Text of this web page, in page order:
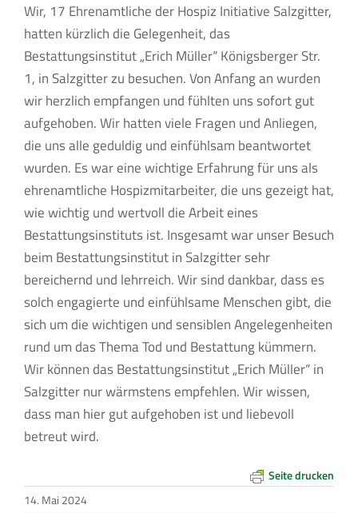
Wir, 17 Ehrenamtliche der Hospiz Initiative Salzgitter,
hatten kürzlich die Gelegenheit, das
Bestattungsinstitut „Erich Müller“ Königsberger Str.
1, in Salzgitter zu besuchen. Von Anfang an wurden
wir herzlich empfangen und fühlten uns sofort gut
aufgehoben. Wir hatten viele Fragen und Anliegen,
die uns alle geduldig und einfühlsam beantwortet
wurden. Es war eine wichtige Erfahrung für uns als
ehrenamtliche Hospizmitarbeiter, die uns gezeigt hat,
wie wichtig und wertvoll die Arbeit eines
Bestattungsinstituts ist. Insgesamt war unser Besuch
beim Bestattungsinstitut in Salzgitter sehr
bereichernd und lehrreich. Wir sind dankbar, dass es
solch engagierte und einfühlsame Menschen gibt, die
sich um die wichtigen und sensiblen Angelegenheiten
rund um das Thema Tod und Bestattung kümmern.
Wir können das Bestattungsinstitut „Erich Müller“ in
Salzgitter nur wärmstens empfehlen. Wir wissen,
dass man hier gut aufgehoben ist und liebevoll
betreut wird.
Seite drucken
14. Mai 2024